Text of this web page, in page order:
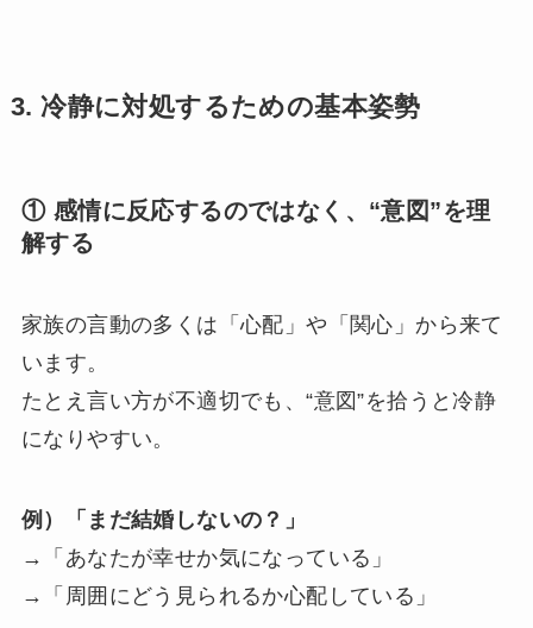
3.冷静に対処するための基本姿勢
① 感情に反応するのではなく、“意図”を理
解する
家族の言動の多くは「心配」や「関心」から来て
います。
たとえ言い方が不適切でも、“意図”を拾うと冷静
になりやすい。
例）「まだ結婚しないの？」
→「あなたが幸せか気になっている」
→「周囲にどう見られるか心配している」